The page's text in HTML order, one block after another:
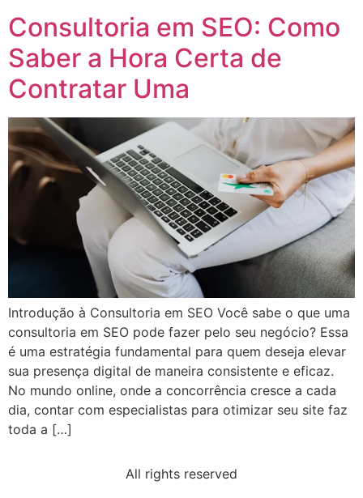
Consultoria em SEO: Como
Saber a Hora Certa de
Contratar Uma
Introdução à Consultoria em SEO Você sabe o que uma
consultoria em SEO pode fazer pelo seu negócio? Essa
é uma estratégia fundamental para quem deseja elevar
sua presença digital de maneira consistente e eficaz.
No mundo online, onde a concorrência cresce a cada
dia, contar com especialistas para otimizar seu site faz
toda a […]
All rights reserved